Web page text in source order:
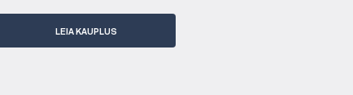
LEIA KAUPLUS